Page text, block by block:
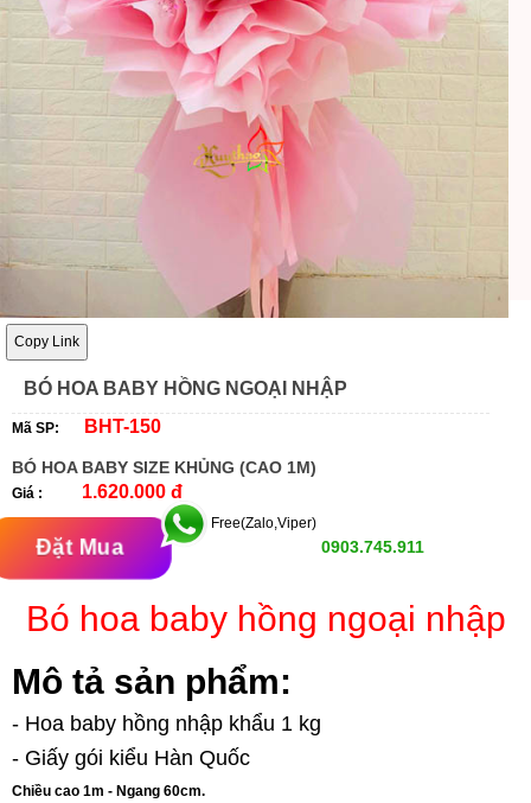
Copy Link
BÓ HOA BABY HỒNG NGOẠI NHẬP
Mã SP: BHT-150
BÓ HOA BABY SIZE KHỦNG (CAO 1M)
Giá : 1.620.000 đ
Đặt Mua
Free(Zalo,Viper)
0903.745.911
Bó hoa baby hồng ngoại nhập
Mô tả sản phẩm:
- Hoa baby hồng nhập khẩu 1 kg
- Giấy gói kiểu Hàn Quốc
Chiều cao 1m - Ngang 60cm.